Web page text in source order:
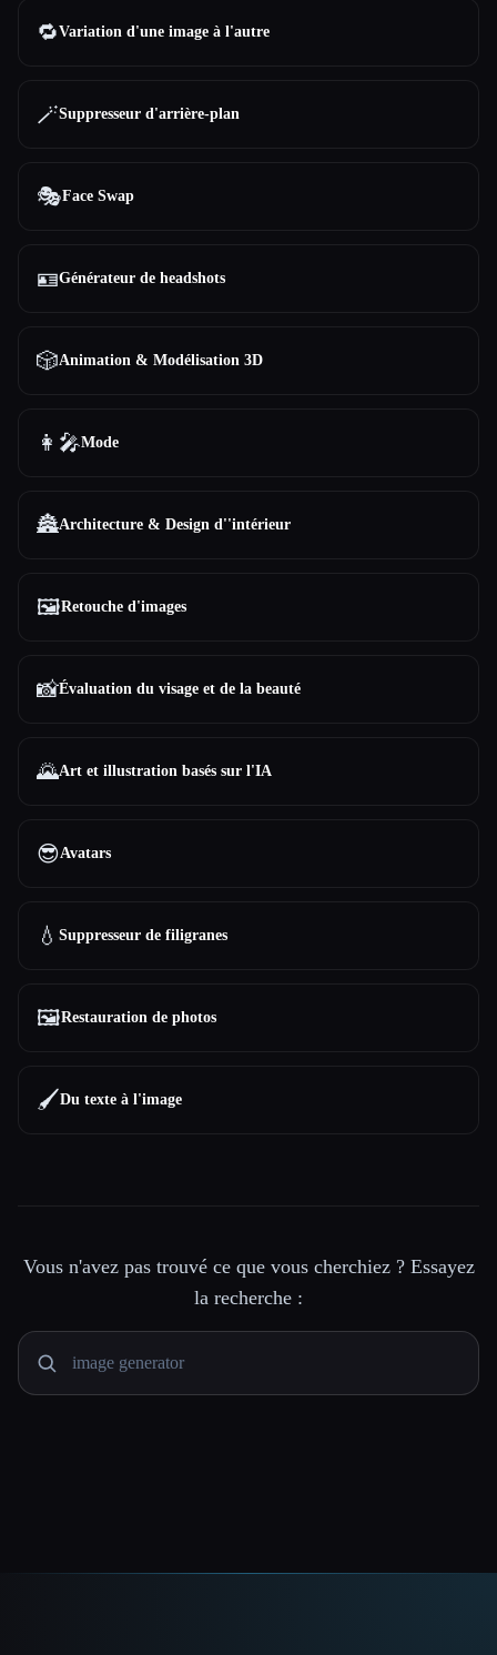
🔁Variation d'une image à l'autre
🪄Suppresseur d'arrière-plan
🎭Face Swap
🪪Générateur de headshots
🎲Animation & Modélisation 3D
👩‍🎤Mode
🏯Architecture & Design d''intérieur
🖼️Retouche d'images
📸Évaluation du visage et de la beauté
🌄Art et illustration basés sur l'IA
😎Avatars
💧 Suppresseur de filigranes
🖼️Restauration de photos
🖌️Du texte à l'image
Vous n'avez pas trouvé ce que vous cherchiez ? Essayez
la recherche :